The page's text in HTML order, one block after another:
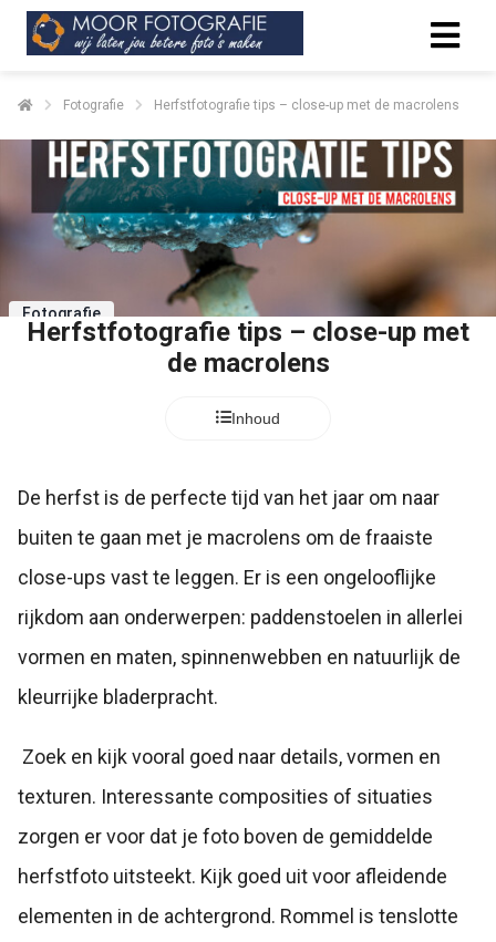
Fotografie Herfstfotografie tips – close-up met de macrolens
Fotografie
Herfstfotografie tips – close-up met
de macrolens
Inhoud
De herfst is de perfecte tijd van het jaar om naar
buiten te gaan met je macrolens om de fraaiste
close-ups vast te leggen. Er is een ongelooflijke
rijkdom aan onderwerpen: paddenstoelen in allerlei
vormen en maten, spinnenwebben en natuurlijk de
kleurrijke bladerpracht.
Zoek en kijk vooral goed naar details, vormen en
texturen. Interessante composities of situaties
zorgen er voor dat je foto boven de gemiddelde
herfstfoto uitsteekt. Kijk goed uit voor afleidende
elementen in de achtergrond. Rommel is tenslotte